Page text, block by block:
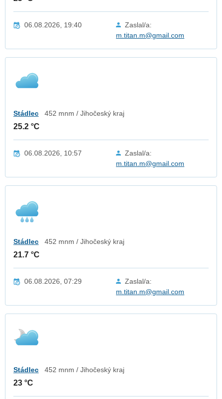
06.08.2026, 19:40
Zaslal/a:
m.titan.m@gmail.com
Stádlec 452 mnm / Jihočeský kraj
25.2 °C
06.08.2026, 10:57
Zaslal/a:
m.titan.m@gmail.com
Stádlec 452 mnm / Jihočeský kraj
21.7 °C
06.08.2026, 07:29
Zaslal/a:
m.titan.m@gmail.com
Stádlec 452 mnm / Jihočeský kraj
23 °C